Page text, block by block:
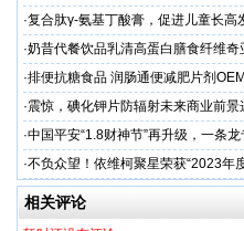
专业
·复合肽γ-氨基丁酸膏，促进儿童长高
工厂家
·奶昔代餐饮品乳清高蛋白膳食纤维
厂家
·排便抗糖食品 润肠通便减肥片剂
业
·震惊，碘化钾片防辐射未来商业前
务商
·中国平安“1.8财神节”再升级，一条
户体验
·不负众望！依维柯聚星荣获“2023年
相关评论